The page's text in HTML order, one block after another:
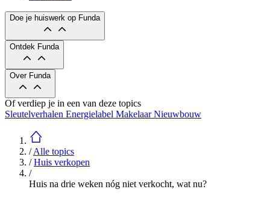
Doe je huiswerk op Funda
Ontdek Funda
Over Funda
Of verdiep je in een van deze topics
Sleutelverhalen Energielabel MakelaarNieuwbouw
/Alle topics
/Huis verkopen
/
Huis na drie weken nóg niet verkocht, wat nu?